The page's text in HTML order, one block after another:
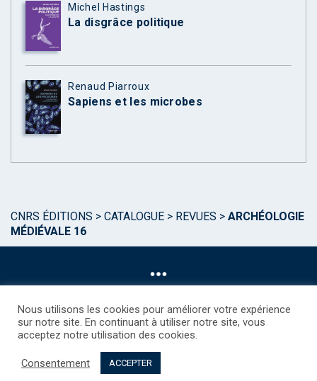
Michel Hastings
La disgrâce politique
Renaud Piarroux
Sapiens et les microbes
CNRS ÉDITIONS > CATALOGUE > REVUES > ARCHÉOLOGIE
MÉDIÉVALE 16
©CNRS EDITIONS 2025
Droits étrangers / Foreign rights
Nous utilisons les cookies pour améliorer votre expérience
sur notre site. En continuant à utiliser notre site, vous
acceptez notre utilisation des cookies.
Consentement ACCEPTER